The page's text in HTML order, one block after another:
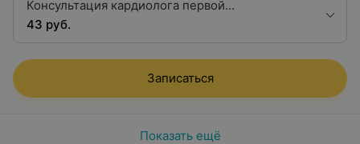
Консультация кардиолога первой
квалификационной категории
43 руб.
Записаться
Показать ещё